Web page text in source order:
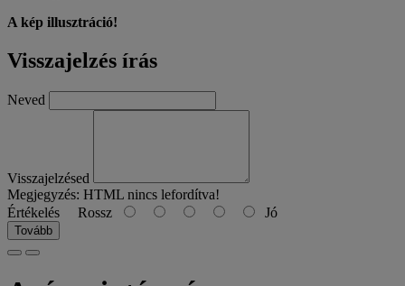
A kép illusztráció!
Visszajelzés írás
Neved
Visszajelzésed
Megjegyzés: HTML nincs lefordítva!
Értékelés Rossz Jó
Tovább